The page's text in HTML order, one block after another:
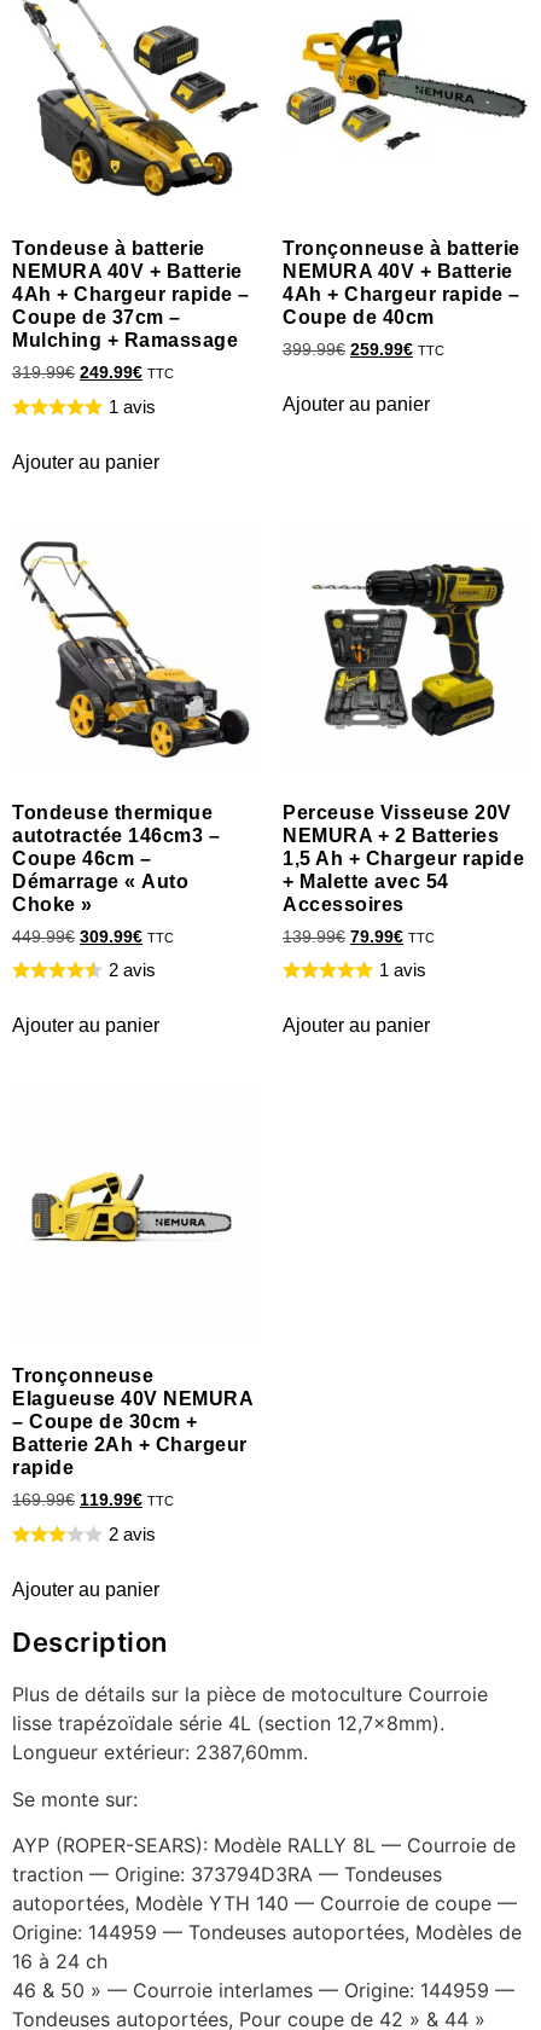
Tondeuse à batterie
NEMURA 40V + Batterie
4Ah + Chargeur rapide –
Coupe de 37cm –
Mulching + Ramassage
319.99€ 249.99€ TTC
1 avis
Ajouter au panier
Tronçonneuse à batterie
NEMURA 40V + Batterie
4Ah + Chargeur rapide –
Coupe de 40cm
399.99€ 259.99€ TTC
Ajouter au panier
Tondeuse thermique
autotractée 146cm3 –
Coupe 46cm –
Démarrage « Auto
Choke »
449.99€ 309.99€ TTC
2 avis
Ajouter au panier
Perceuse Visseuse 20V
NEMURA + 2 Batteries
1,5 Ah + Chargeur rapide
+ Malette avec 54
Accessoires
139.99€ 79.99€ TTC
1 avis
Ajouter au panier
Tronçonneuse
Elagueuse 40V NEMURA
– Coupe de 30cm +
Batterie 2Ah + Chargeur
rapide
169.99€ 119.99€ TTC
2 avis
Ajouter au panier
Description
Plus de détails sur la pièce de motoculture Courroie
lisse trapézoïdale série 4L (section 12,7x8mm).
Longueur extérieur: 2387,60mm.
Se monte sur:
AYP (ROPER-SEARS): Modèle RALLY 8L — Courroie de
traction — Origine: 373794D3RA — Tondeuses
autoportées, Modèle YTH 140 — Courroie de coupe —
Origine: 144959 — Tondeuses autoportées, Modèles de
16 à 24 ch
46 & 50 » — Courroie interlames — Origine: 144959 —
Tondeuses autoportées, Pour coupe de 42 » & 44 »